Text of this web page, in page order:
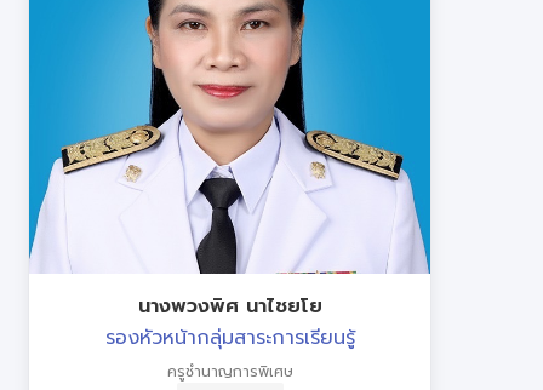
นางพวงพิศ นาไชยโย
รองหัวหน้ากลุ่มสาระการเรียนรู้
ครูชำนาญการพิเศษ